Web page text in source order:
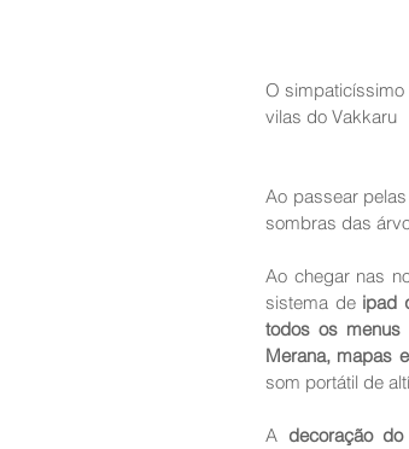
O
vilas do Vakkaru
Ao passear
sombras das
Ao chegar nas
sistema de ipad
todos os
Merana, mapas
som portátil de
A decoração